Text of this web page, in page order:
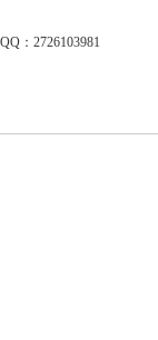
QQ：2726103981